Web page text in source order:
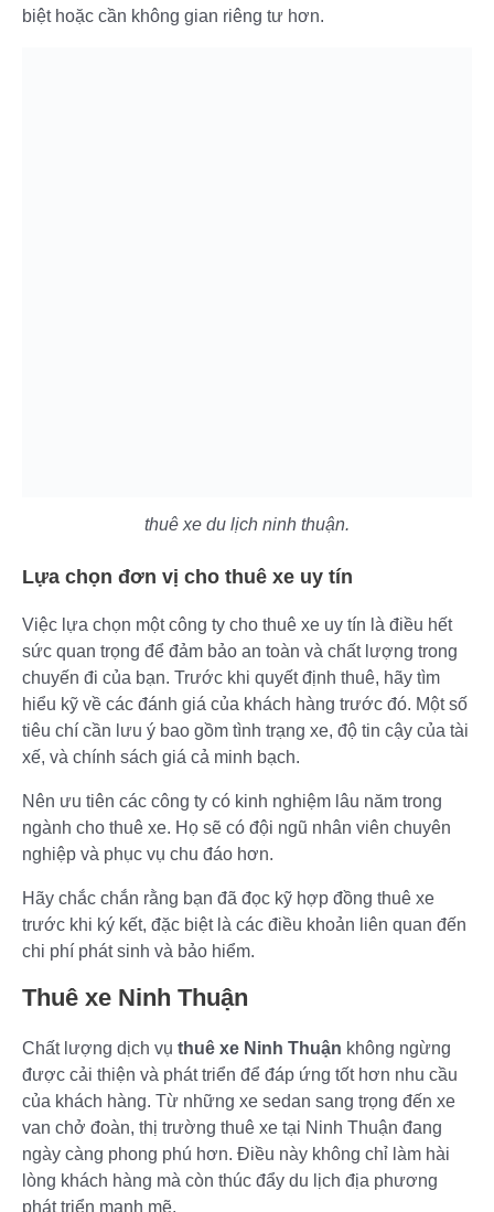
biệt hoặc cần không gian riêng tư hơn.
thuê xe du lịch ninh thuận.
Lựa chọn đơn vị cho thuê xe uy tín
Việc lựa chọn một công ty cho thuê xe uy tín là điều hết
sức quan trọng để đảm bảo an toàn và chất lượng trong
chuyến đi của bạn. Trước khi quyết định thuê, hãy tìm
hiểu kỹ về các đánh giá của khách hàng trước đó. Một số
tiêu chí cần lưu ý bao gồm tình trạng xe, độ tin cậy của tài
xế, và chính sách giá cả minh bạch.
Nên ưu tiên các công ty có kinh nghiệm lâu năm trong
ngành cho thuê xe. Họ sẽ có đội ngũ nhân viên chuyên
nghiệp và phục vụ chu đáo hơn.
Hãy chắc chắn rằng bạn đã đọc kỹ hợp đồng thuê xe
trước khi ký kết, đặc biệt là các điều khoản liên quan đến
chi phí phát sinh và bảo hiểm.
Thuê xe Ninh Thuận
Chất lượng dịch vụ thuê xe Ninh Thuận không ngừng
được cải thiện và phát triển để đáp ứng tốt hơn nhu cầu
của khách hàng. Từ những xe sedan sang trọng đến xe
van chở đoàn, thị trường thuê xe tại Ninh Thuận đang
ngày càng phong phú hơn. Điều này không chỉ làm hài
lòng khách hàng mà còn thúc đẩy du lịch địa phương
phát triển mạnh mẽ.